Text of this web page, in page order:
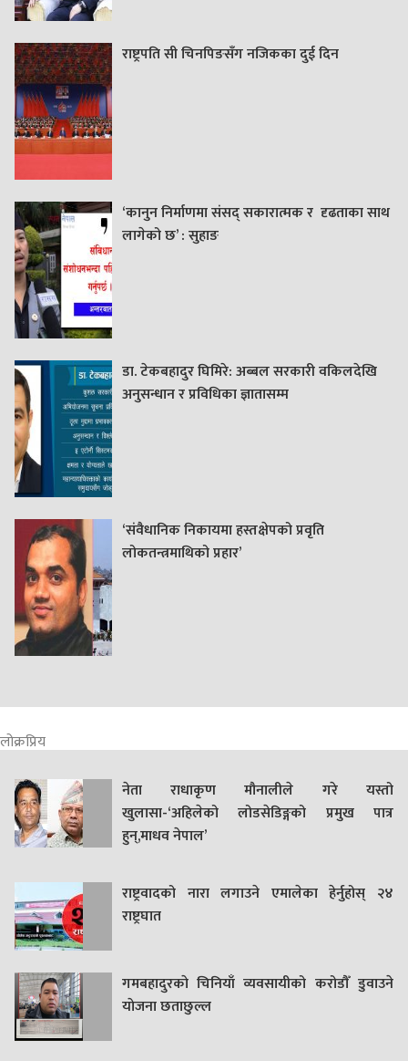
राष्ट्रपति सी चिनपिङसँग नजिकका दुई दिन
‘कानुन निर्माणमा संसद् सकारात्मक र दृढताका साथ
लागेको छ’ : सुहाङ
डा. टेकबहादुर घिमिरे: अब्बल सरकारी वकिलदेखि
अनुसन्धान र प्रविधिका ज्ञातासम्म
‘संवैधानिक निकायमा हस्तक्षेपको प्रवृति
लोकतन्त्रमाथिको प्रहार’
लोक्रप्रिय
नेता राधाकृण मौनालीले गरे यस्तो
खुलासा-‘अहिलेको लोडसेडिङ्गको प्रमुख पात्र
हुन्,माधव नेपाल’
राष्ट्रवादको नारा लगाउने एमालेका हेर्नुहोस् २४
राष्ट्रघात
गमबहादुरकाे चिनियाँ व्यवसायीको करोडौँ डुवाउने
याेजना छताछुल्ल